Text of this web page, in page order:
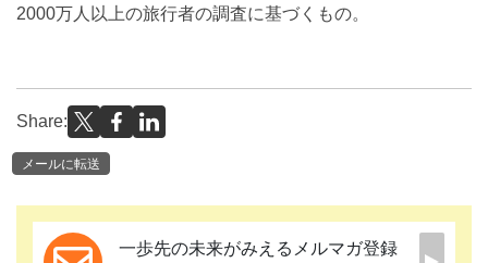
2000万人以上の旅行者の調査に基づくもの。
Share:
メールに転送
一歩先の未来がみえるメルマガ登録